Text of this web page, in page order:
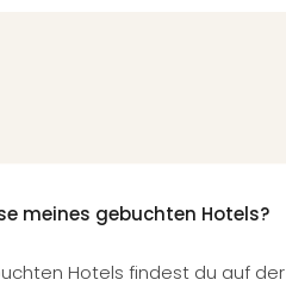
meines gebuchten Hotels?
Hotels findest du auf der